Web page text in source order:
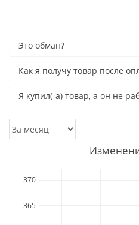
Это обман?
Как я получу товар после
Я купил(-а) товар, а он не
365
370